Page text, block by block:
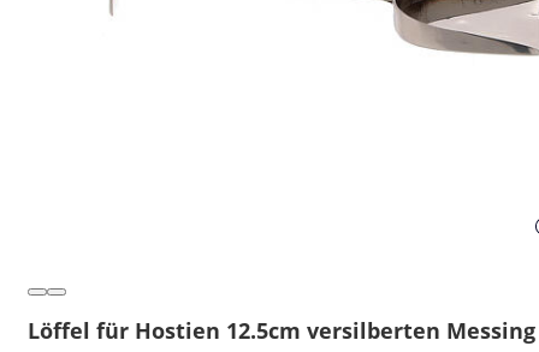
Löffel für Hostien 12.5cm versilberten Messing